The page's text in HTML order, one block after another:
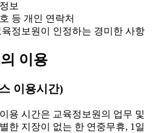
보
등 개인 연락처
정보원이 인정하는 경미한 사항
이용
이용시간)
용 시간은 교육정보원의 업무 및
한 지장이 없는 한 연중무휴, 1일